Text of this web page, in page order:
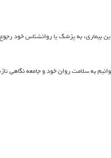
بیماری، به پزشک یا روانشناس خود
به سلامت روان خود و جامعه نگاهی